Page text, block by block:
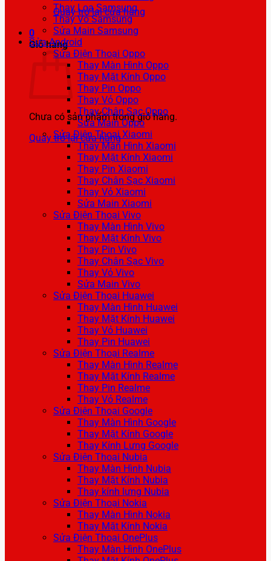
Quay trở lại cửa hàng
0
Giỏ hàng
Chưa có sản phẩm trong giỏ hàng.
Quay trở lại cửa hàng
Thay Loa Samsung
Thay Vỏ Samsung
Sửa Main Samsung
Sửa Android
Sửa Điện Thoại Oppo
Thay Màn Hình Oppo
Thay Mặt Kính Oppo
Thay Pin Oppo
Thay Vỏ Oppo
Thay Chân Sạc Oppo
Sửa Main Oppo
Sửa Điện Thoại Xiaomi
Thay Màn Hình Xiaomi
Thay Mặt Kính Xiaomi
Thay Pin Xiaomi
Thay Chân Sạc Xiaomi
Thay Vỏ Xiaomi
Sửa Main Xiaomi
Sửa Điện Thoại Vivo
Thay Màn Hình Vivo
Thay Mặt Kính Vivo
Thay Pin Vivo
Thay Chân Sạc Vivo
Thay Vỏ Vivo
Sửa Main Vivo
Sửa Điện Thoại Huawei
Thay Màn Hình Huawei
Thay Mặt Kính Huawei
Thay Vỏ Huawei
Thay Pin Huawei
Sửa Điện Thoại Realme
Thay Màn Hình Realme
Thay Mặt Kính Realme
Thay Pin Realme
Thay Vỏ Realme
Sửa Điện Thoại Google
Thay Màn Hình Google
Thay Mặt Kính Google
Thay Kính Lưng Google
Sửa Điện Thoại Nubia
Thay Màn Hình Nubia
Thay Mặt Kính Nubia
Thay kính lưng Nubia
Sửa Điện Thoại Nokia
Thay Màn Hình Nokia
Thay Mặt Kính Nokia
Sửa Điện Thoại OnePlus
Thay Màn Hình OnePlus